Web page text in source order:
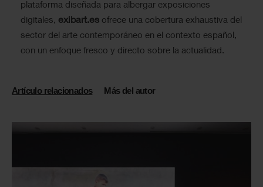
plataforma diseñada para albergar exposiciones
digitales, exibart.es ofrece una cobertura exhaustiva del
sector del arte contemporáneo en el contexto español,
con un enfoque fresco y directo sobre la actualidad.
Artículo relacionados Más del autor